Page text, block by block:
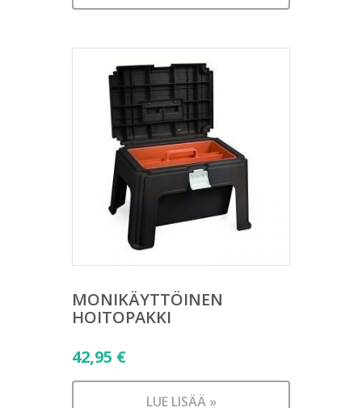
MONIKÄYTTÖINEN
HOITOPAKKI
42,95 €
LUE LISÄÄ »